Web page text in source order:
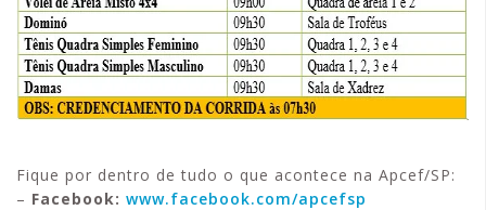
Fique por dentro de tudo o que acontece na Apcef/SP:
– Facebook: www.facebook.com/apcefsp